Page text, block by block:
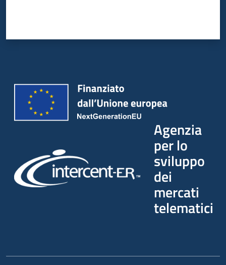
Agenzia
per lo
sviluppo
dei
mercati
telematici